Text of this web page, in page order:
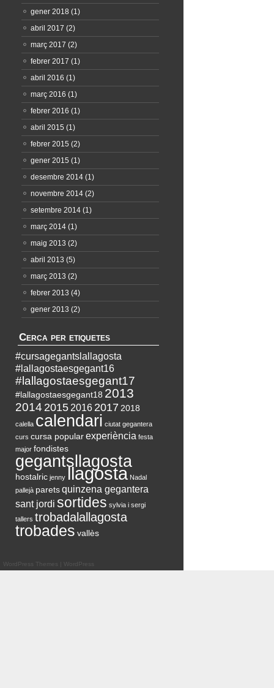
gener 2018 (1)
abril 2017 (2)
març 2017 (2)
febrer 2017 (1)
abril 2016 (1)
març 2016 (1)
febrer 2016 (1)
abril 2015 (1)
febrer 2015 (2)
gener 2015 (1)
desembre 2014 (1)
novembre 2014 (2)
setembre 2014 (1)
març 2014 (1)
maig 2013 (2)
abril 2013 (5)
març 2013 (2)
febrer 2013 (4)
gener 2013 (2)
Cerca per etiquetes
#cursagegantslallagosta
#lallagostaesgegant16
#lallagostaesgegant17
#lallagostaesgegant18 2013
2014 2015 2016 2017 2018
calella calendari ciutat gegantera
curs cursa popular experiència festa
major fondistes
gegantsllagosta
hostalric jenny llagosta Nadal
pallejà parets quinzena gegantera
sant jordi sortides sylvia i sergi
tallers trobadalallagosta
trobades vallès
WordPress Themes WordPress